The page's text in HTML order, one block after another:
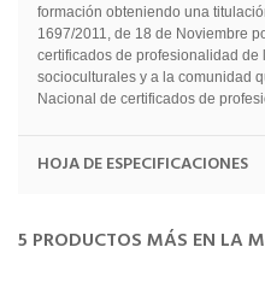
formación obteniendo una
1697/2011, de 18 de Noviembre
certificados de profesionalidad
socioculturales y a la comunidad
Nacional de certificados de
HOJA DE ESPECIFICACIONES
5 PRODUCTOS MÁS EN LA